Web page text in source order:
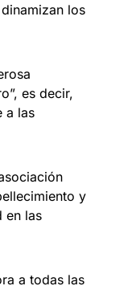
los
es decir,
a las
y
en las
a todas las